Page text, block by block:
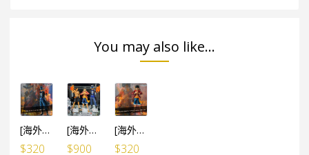
You may also like...
[海外限定] 一番賞 海賊王 兄弟の絆 薩波
$320
[海外限定] 一番賞 海賊王 兄弟の絆 三兄弟(3個SET)
$900
[海外限定] 一番賞 海賊王 兄弟の絆 路飛
$320